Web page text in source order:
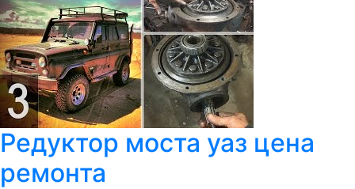
Редуктор моста уаз цена
ремонта